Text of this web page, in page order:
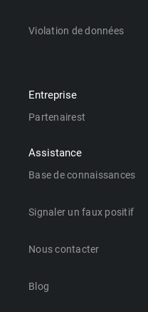
Violation de données
Entreprise
Partenairest
Assistance
Base de connaissances
Signaler un faux positif
Nous contacter
Blog